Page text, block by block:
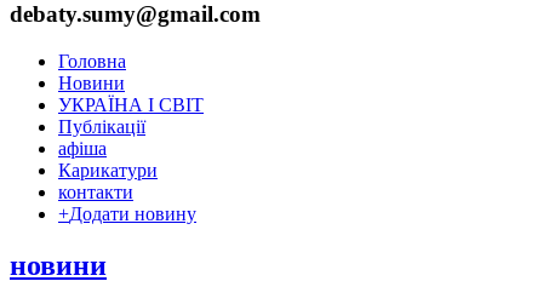
debaty.sumy@gmail.com
Головна
Новини
УКРАЇНА І СВІТ
Публікації
афіша
Карикатури
контакти
+Додати новину
новини